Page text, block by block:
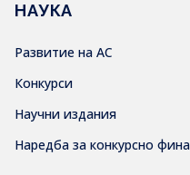
НАУКА
Развитие на АС
Конкурси
Научни издания
Наредба за конкурсно